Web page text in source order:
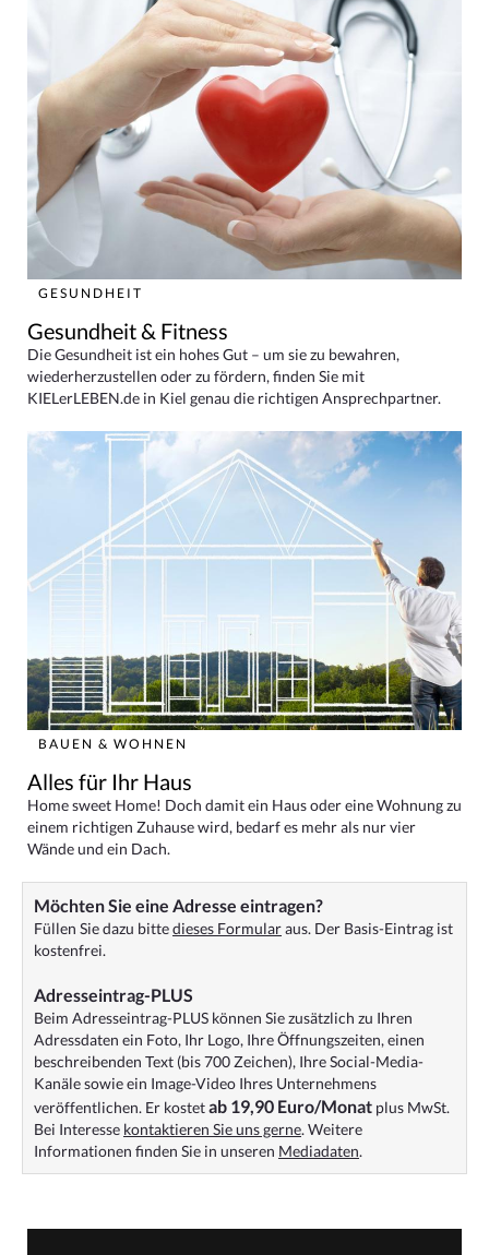
GESUNDHEIT
Gesundheit & Fitness
Die Gesundheit ist ein hohes Gut – um sie zu bewahren,
wiederherzustellen oder zu fördern, finden Sie mit
KIELerLEBEN.de in Kiel genau die richtigen Ansprechpartner.
BAUEN & WOHNEN
Alles für Ihr Haus
Home sweet Home! Doch damit ein Haus oder eine Wohnung zu
einem richtigen Zuhause wird, bedarf es mehr als nur vier
Wände und ein Dach.
Möchten Sie eine Adresse eintragen?
Füllen Sie dazu bittedieses Formularaus. Der Basis-Eintrag ist
kostenfrei.
Adresseintrag-PLUS
Beim Adresseintrag-PLUS können Sie zusätzlich zu Ihren
Adressdaten ein Foto, Ihr Logo, Ihre Öffnungszeiten, einen
beschreibenden Text (bis 700 Zeichen), Ihre Social-Media-
Kanäle sowie ein Image-Video Ihres Unternehmens
veröffentlichen. Er kostetab 19,90 Euro/Monat plus MwSt.
Bei Interesse kontaktieren Sie uns gerne. Weitere
Informationen finden Sie in unseren Mediadaten.